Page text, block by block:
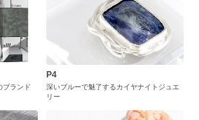
ブランド
P4
深いブルーで魅了するカイヤナイトジュエ
リー